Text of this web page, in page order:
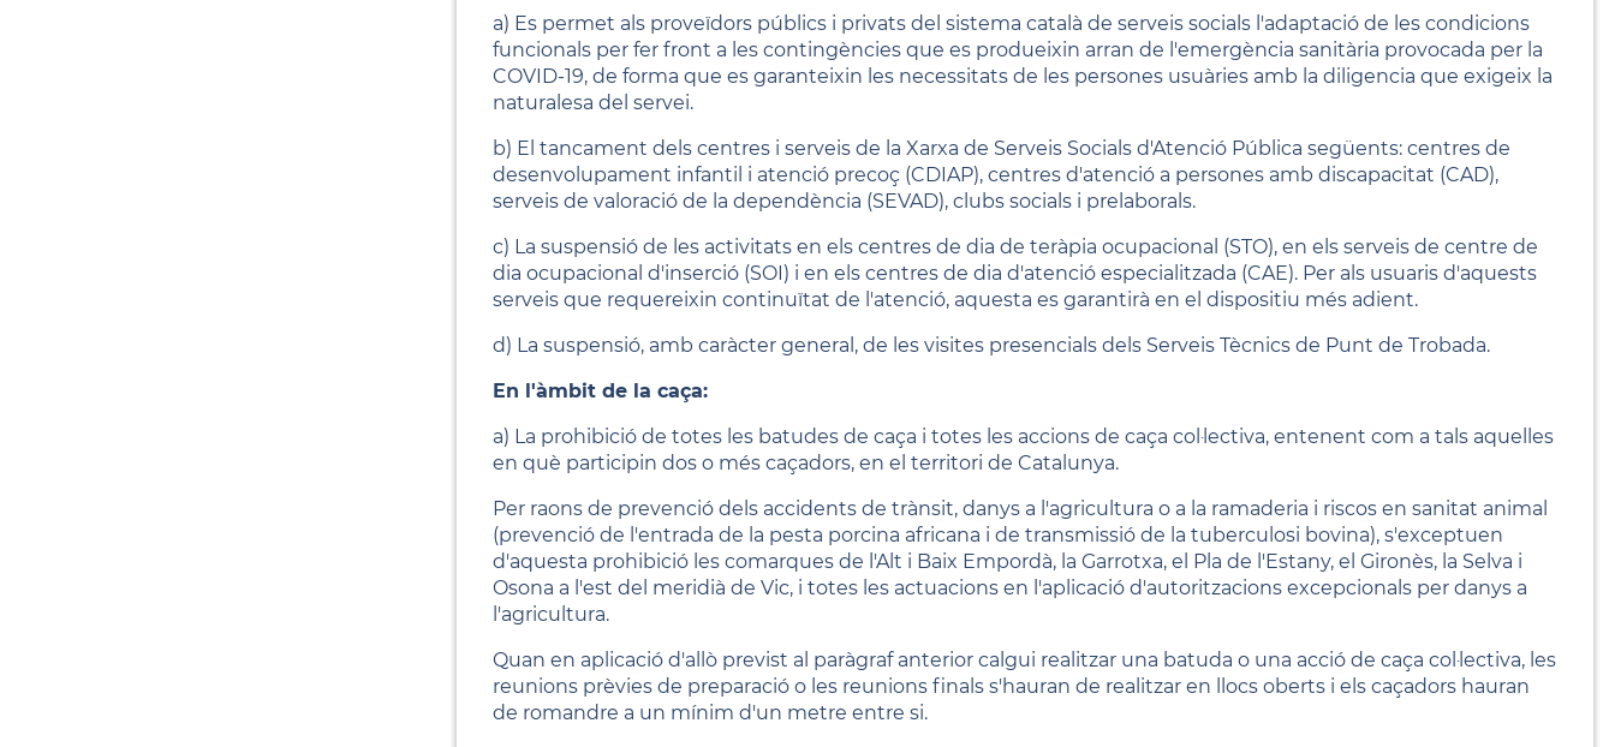
a) Es permet als proveïdors públics i privats del sistema català de serveis socials l'adaptació de les condicions
funcionals per fer front a les contingències que es produeixin arran de l'emergència sanitària provocada per la
COVID-19, de forma que es garanteixin les necessitats de les persones usuàries amb la diligencia que exigeix la
naturalesa del servei.
b) El tancament dels centres i serveis de la Xarxa de Serveis Socials d'Atenció Pública següents: centres de
desenvolupament infantil i atenció precoç (CDIAP), centres d'atenció a persones amb discapacitat (CAD),
serveis de valoració de la dependència (SEVAD), clubs socials i prelaborals.
c) La suspensió de les activitats en els centres de dia de teràpia ocupacional (STO), en els serveis de centre de
dia ocupacional d'inserció (SOI) i en els centres de dia d'atenció especialitzada (CAE). Per als usuaris d'aquests
serveis que requereixin continuïtat de l'atenció, aquesta es garantirà en el dispositiu més adient.
d) La suspensió, amb caràcter general, de les visites presencials dels Serveis Tècnics de Punt de Trobada.
En l'àmbit de la caça:
a) La prohibició de totes les batudes de caça i totes les accions de caça col·lectiva, entenent com a tals aquelles
en què participin dos o més caçadors, en el territori de Catalunya.
Per raons de prevenció dels accidents de trànsit, danys a l'agricultura o a la ramaderia i riscos en sanitat animal
(prevenció de l'entrada de la pesta porcina africana i de transmissió de la tuberculosi bovina), s'exceptuen
d'aquesta prohibició les comarques de l'Alt i Baix Empordà, la Garrotxa, el Pla de l'Estany, el Gironès, la Selva i
Osona a l'est del meridià de Vic, i totes les actuacions en l'aplicació d'autoritzacions excepcionals per danys a
l'agricultura.
Quan en aplicació d'allò previst al paràgraf anterior calgui realitzar una batuda o una acció de caça col·lectiva, les
reunions prèvies de preparació o les reunions finals s'hauran de realitzar en llocs oberts i els caçadors hauran
de romandre a un mínim d'un metre entre si.